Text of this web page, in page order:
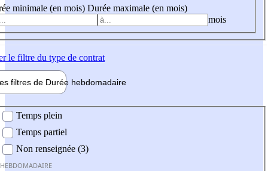
minimale (en mois) Durée maximale (en mois)
mois
le filtre du type de contrat
filtres de Durée hebdomadaire
Temps plein
Temps partiel
Non renseignée (3)